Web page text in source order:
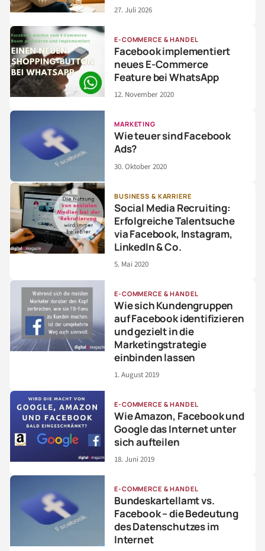
27. Juli 2026
E-COMMERCE & HANDEL
Facebook implementiert
neues E-Commerce
Feature bei WhatsApp
12. November 2020
MARKETING
Wie teuer sind Facebook
Ads?
30. Oktober 2020
BUSINESS & KARRIERE
Social Media Recruiting:
Erfolgreiche Talentsuche
via Facebook, Instagram,
LinkedIn & Co.
5. Mai 2020
E-COMMERCE & HANDEL
Wie sich Kundengruppen
auf Facebook identifizieren
und gezielt in die
Marketingstrategie
einbinden lassen
1. August 2019
E-COMMERCE & HANDEL
Wie Amazon, Facebook und
Google das Internet unter
sich aufteilen
18. Juni 2019
E-COMMERCE & HANDEL
Bundeskartellamt vs.
Facebook – die Bedeutung
des Datenschutzes im
Internet